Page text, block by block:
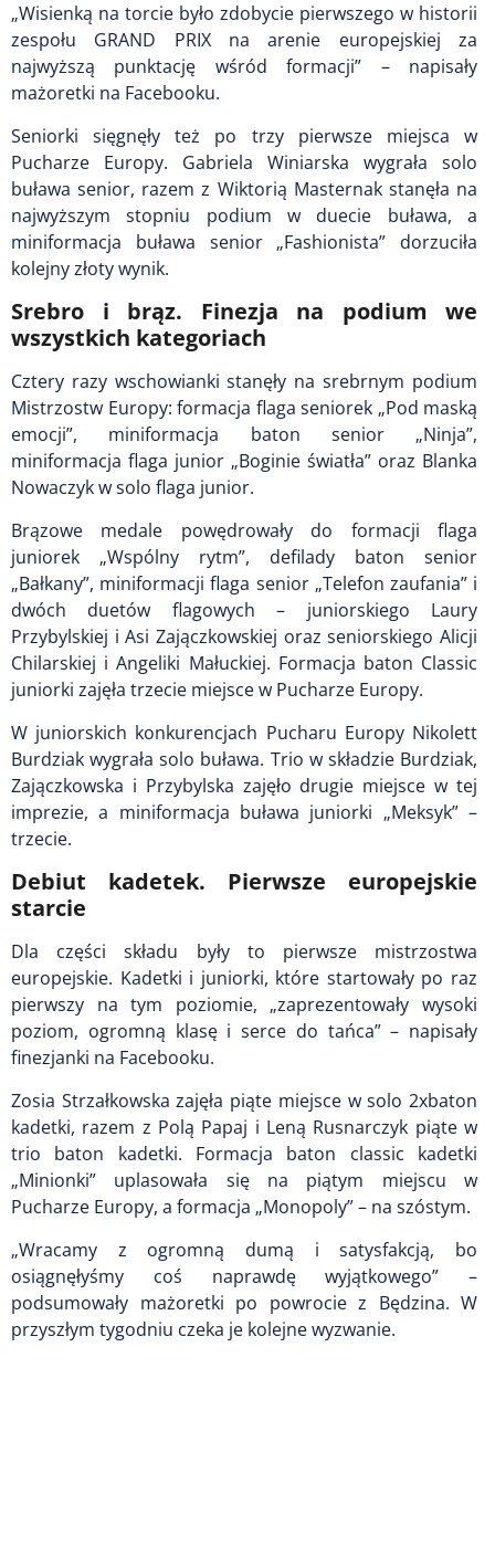
„Wisienką na torcie było zdobycie pierwszego w historii
zespołu GRAND PRIX na arenie europejskiej za
najwyższą punktację wśród formacji” – napisały
mażoretki na Facebooku.
Seniorki sięgnęły też po trzy pierwsze miejsca w
Pucharze Europy. Gabriela Winiarska wygrała solo
buława senior, razem z Wiktorią Masternak stanęła na
najwyższym stopniu podium w duecie buława, a
miniformacja buława senior „Fashionista” dorzuciła
kolejny złoty wynik.
Srebro i brąz. Finezja na podium we
wszystkich kategoriach
Cztery razy wschowianki stanęły na srebrnym podium
Mistrzostw Europy: formacja flaga seniorek „Pod maską
emocji”, miniformacja baton senior „Ninja”,
miniformacja flaga junior „Boginie światła” oraz Blanka
Nowaczyk w solo flaga junior.
Brązowe medale powędrowały do formacji flaga
juniorek „Wspólny rytm”, defilady baton senior
„Bałkany”, miniformacji flaga senior „Telefon zaufania” i
dwóch duetów flagowych – juniorskiego Laury
Przybylskiej i Asi Zajączkowskiej oraz seniorskiego Alicji
Chilarskiej i Angeliki Małuckiej. Formacja baton Classic
juniorki zajęła trzecie miejsce w Pucharze Europy.
W juniorskich konkurencjach Pucharu Europy Nikolett
Burdziak wygrała solo buława. Trio w składzie Burdziak,
Zajączkowska i Przybylska zajęło drugie miejsce w tej
imprezie, a miniformacja buława juniorki „Meksyk” –
trzecie.
Debiut kadetek. Pierwsze europejskie
starcie
Dla części składu były to pierwsze mistrzostwa
europejskie. Kadetki i juniorki, które startowały po raz
pierwszy na tym poziomie, „zaprezentowały wysoki
poziom, ogromną klasę i serce do tańca” – napisały
finezjanki na Facebooku.
Zosia Strzałkowska zajęła piąte miejsce w solo 2xbaton
kadetki, razem z Polą Papaj i Leną Rusnarczyk piąte w
trio baton kadetki. Formacja baton classic kadetki
„Minionki” uplasowała się na piątym miejscu w
Pucharze Europy, a formacja „Monopoly” – na szóstym.
„Wracamy z ogromną dumą i satysfakcją, bo
osiągnęłyśmy coś naprawdę wyjątkowego” –
podsumowały mażoretki po powrocie z Będzina. W
przyszłym tygodniu czeka je kolejne wyzwanie.